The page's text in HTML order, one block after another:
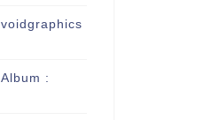
voidgraphics
Album :